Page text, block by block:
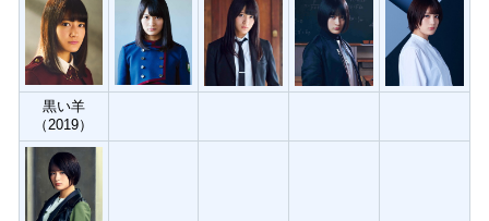
黒い羊
（2019）